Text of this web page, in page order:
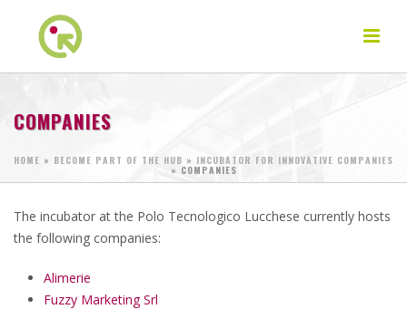
COMPANIES
HOME » BECOME PART OF THE HUB » INCUBATOR FOR INNOVATIVE COMPANIES
» COMPANIES
The incubator at the Polo Tecnologico Lucchese currently hosts
the following companies:
Alimerie
Fuzzy Marketing Srl